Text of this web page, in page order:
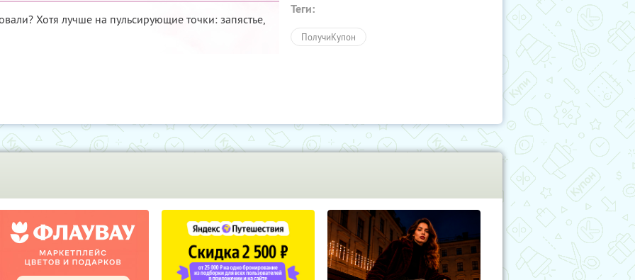
Хотя лучше на пульсирующие точки: запястье,
Теги:
ПолучиКупон